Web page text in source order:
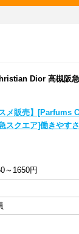
Dior 高槻阪
スメ販売】[Parfums
スクエア]働きやす
～1650円